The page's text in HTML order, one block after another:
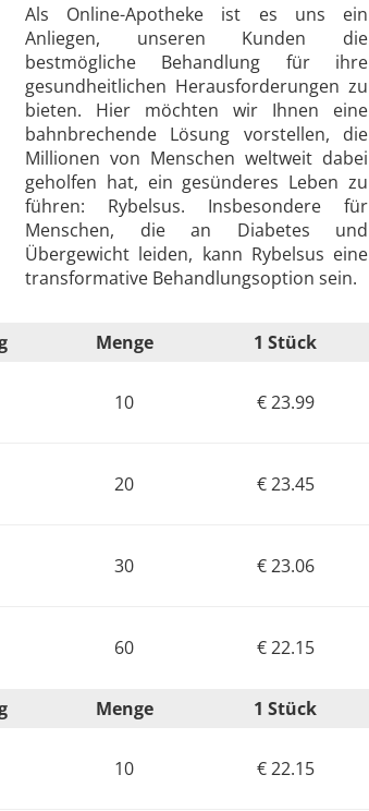
Als Online-Apotheke ist es uns ein
Anliegen, unseren Kunden die
bestmögliche Behandlung für ihre
gesundheitlichen Herausforderungen zu
bieten. Hier möchten wir Ihnen eine
bahnbrechende Lösung vorstellen, die
Millionen von Menschen weltweit dabei
geholfen hat, ein gesünderes Leben zu
führen: Rybelsus. Insbesondere für
Menschen, die an Diabetes und
Übergewicht leiden, kann Rybelsus eine
transformative Behandlungsoption sein.
Menge 1 Stück
10 € 23.99
20 € 23.45
30 € 23.06
60 € 22.15
Menge 1 Stück
10 € 22.15